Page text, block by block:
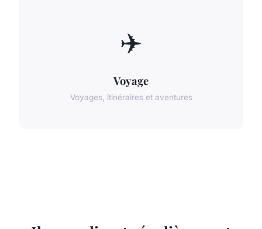
✈️
Voyage
Voyages, itinéraires et aventures